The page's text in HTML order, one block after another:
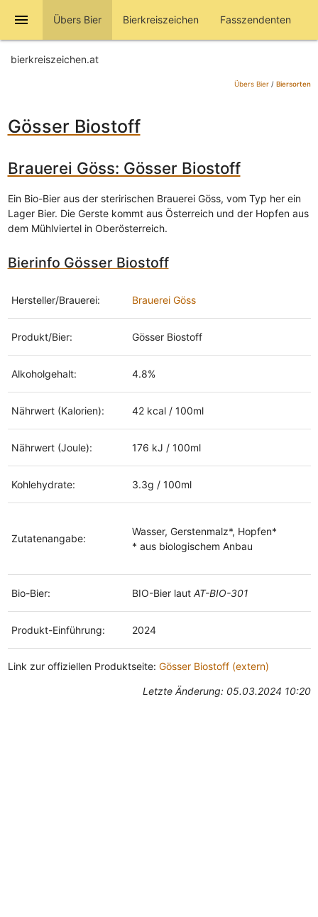
menu Übers Bier Bierkreiszeichen Fasszendenten
bierkreiszeichen.at
Übers Bier/ Biersorten
Gösser Biostoff
Brauerei Göss: Gösser Biostoff
Ein Bio-Bier aus der steririschen Brauerei Göss, vom Typ her ein
Lager Bier. Die Gerste kommt aus Österreich und der Hopfen aus
dem Mühlviertel in Oberösterreich.
Bierinfo Gösser Biostoff
Hersteller/Brauerei: Brauerei Göss
Produkt/Bier: Gösser Biostoff
Alkoholgehalt: 4.8%
Nährwert (Kalorien): 42 kcal / 100ml
Nährwert (Joule): 176 kJ / 100ml
Kohlehydrate: 3.3g / 100ml
Zutatenangabe:
Wasser, Gerstenmalz*, Hopfen*
* aus biologischem Anbau
Bio-Bier: BIO-Bier laut AT-BIO-301
Produkt-Einführung: 2024
Link zur offiziellen Produktseite: Gösser Biostoff (extern)
Letzte Änderung: 05.03.2024 10:20